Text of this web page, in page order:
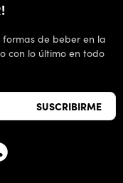
de beber en la
con lo último en todo
SUSCRIBIRME